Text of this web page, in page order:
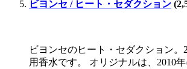
ビヨンセ / ヒート・セダクション
ビヨンセのヒート・セダクション。
用香水です。 オリジナルは、2010